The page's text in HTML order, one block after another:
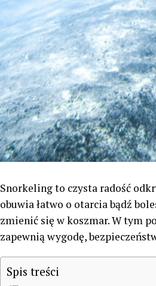
Snorkeling to czysta radość
obuwia łatwo o otarcia bądź
zmienić się w koszmar. W tym
zapewnią wygodę,
Spis treści